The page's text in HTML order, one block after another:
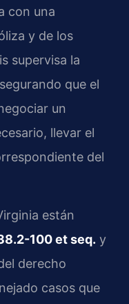
con una
y de los
supervisa la
que el
un
llevar el
del
están
100 et seq. y
derecho
casos que